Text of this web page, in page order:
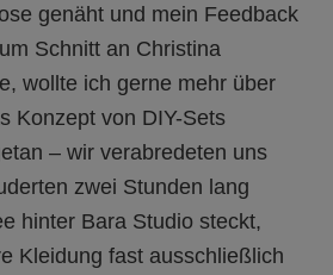
genäht und mein Feedback
Schnitt an Christina
wollte ich gerne mehr über
Konzept von DIY-Sets
– wir verabredeten uns
zwei Stunden lang
hinter Bara Studio steckt,
Kleidung fast ausschließlich